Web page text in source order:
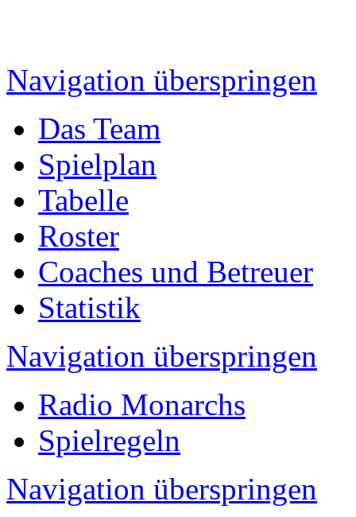
Navigation überspringen
Das Team
Spielplan
Tabelle
Roster
Coaches und Betreuer
Statistik
Navigation überspringen
Radio Monarchs
Spielregeln
Navigation überspringen